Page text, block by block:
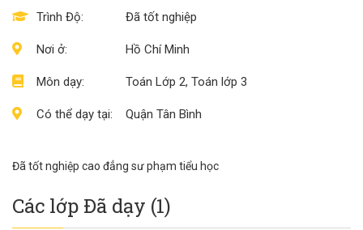
Trình Độ:
Nơi ở:
Môn dạy:
Có thể dạy tại:
Đã tốt nghiệp
Hồ Chí Minh
Toán Lớp 2, Toán lớp 3
Quận Tân Bình
Đã tốt nghiệp cao đẳng sư phạm tiểu học
Các lớp Đã dạy (1)